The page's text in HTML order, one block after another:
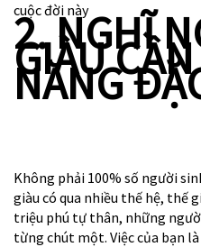
cuộc đời này
2. NGHĨ
GIÀU
NĂNG
Không phải 100% số người
giàu có qua nhiều thế hệ, thế
triệu phú tự thân, những
từng chút một. Việc của bạn